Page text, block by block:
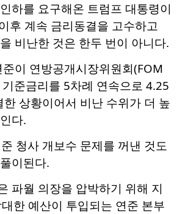
하를 요구해온 트럼프 대통령이
후 계속 금리동결을 고수하고
비난한 것은 한두 번이 아니다.
이 연방공개시장위원회(FOM
준금리를 5차례 연속으로 4.25
상황이어서 비난 수위가 더 높
다.
청사 개보수 문제를 꺼낸 것도
이된다.
파월 의장을 압박하기 위해 지
한 예산이 투입되는 연준 본부